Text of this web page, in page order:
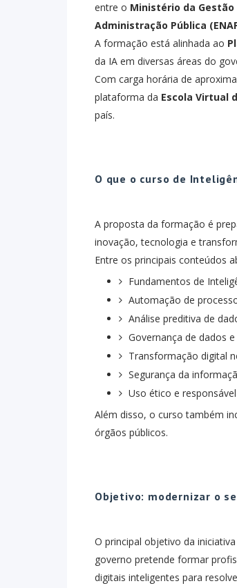
entre o Ministério da Gestão
Administração Pública
A formação está alinhada ao
da IA em diversas áreas do
Com carga horária de
plataforma da Escola Virtual
país.
O que o curso de
A proposta da formação é
inovação, tecnologia e
Entre os principais conteúdos
Fundamentos de
Automação de
Análise preditiva de
Governança de dados
Transformação digital
Segurança da
Uso ético e
Além disso, o curso também
órgãos públicos.
Objetivo: modernizar o
O principal objetivo da
governo pretende formar
digitais inteligentes para